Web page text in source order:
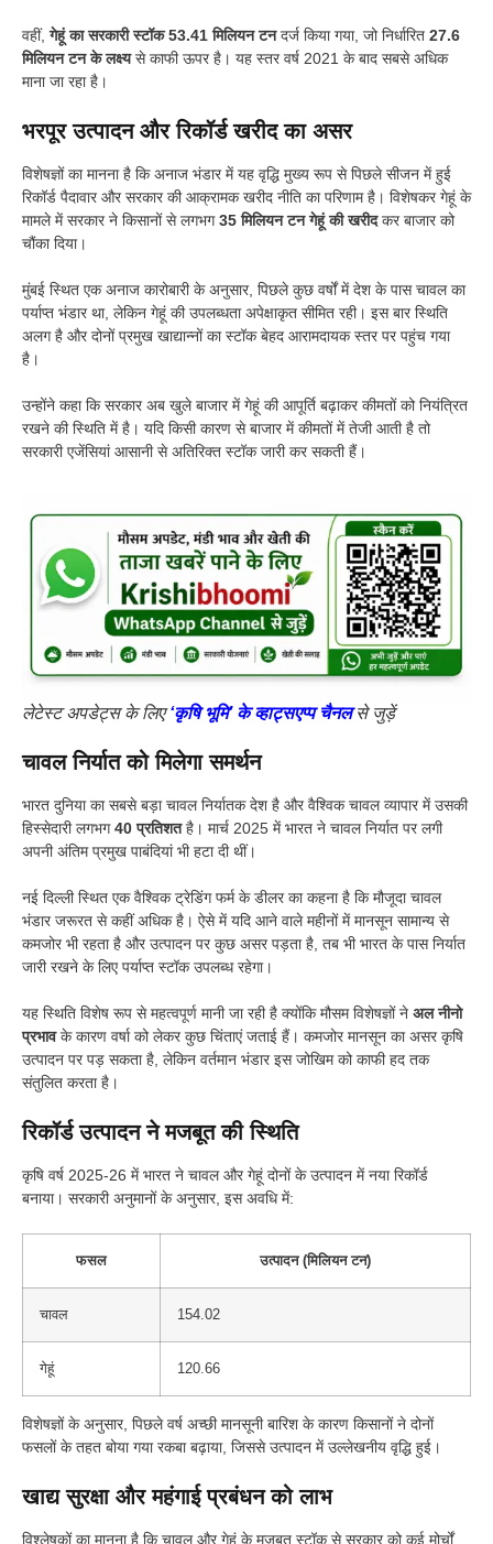
वहीं,गेहूं का सरकारी स्टॉक 53.41 मिलियन टनदर्ज किया गया, जो निर्धारित 27.6
मिलियन टन के लक्ष्यसे काफी ऊपर है। यह स्तर वर्ष 2021 के बाद सबसे अधिक
माना जा रहा है।
भरपूर उत्पादन और रिकॉर्ड खरीद का असर
विशेषज्ञों का मानना है कि अनाज भंडार में यह वृद्धि मुख्य रूप से पिछले सीजन में हुई
रिकॉर्ड पैदावार और सरकार की आक्रामक खरीद नीति का परिणाम है। विशेषकर गेहूं के
मामले में सरकार ने किसानों से लगभग35 मिलियन टन गेहूं की खरीदकर बाजार को
चौंका दिया।
मुंबई स्थित एक अनाज कारोबारी के अनुसार, पिछले कुछ वर्षों में देश के पास चावल का
पर्याप्त भंडार था, लेकिन गेहूं की उपलब्धता अपेक्षाकृत सीमित रही। इस बार स्थिति
अलग है और दोनों प्रमुख खाद्यान्नों का स्टॉक बेहद आरामदायक स्तर पर पहुंच गया
है।
उन्होंने कहा कि सरकार अब खुले बाजार में गेहूं की आपूर्ति बढ़ाकर कीमतों को नियंत्रित
रखने की स्थिति में है। यदि किसी कारण से बाजार में कीमतों में तेजी आती है तो
सरकारी एजेंसियां आसानी से अतिरिक्त स्टॉक जारी कर सकती हैं।
लेटेस्ट अपडेट्स के लिए‘कृषि भूमि’ के व्हाट्सएप्प चैनलसे जुड़ें
चावल निर्यात को मिलेगा समर्थन
भारत दुनिया का सबसे बड़ा चावल निर्यातक देश है और वैश्विक चावल व्यापार में उसकी
हिस्सेदारी लगभग40 प्रतिशतहै। मार्च 2025 में भारत ने चावल निर्यात पर लगी
अपनी अंतिम प्रमुख पाबंदियां भी हटा दी थीं।
नई दिल्ली स्थित एक वैश्विक ट्रेडिंग फर्म के डीलर का कहना है कि मौजूदा चावल
भंडार जरूरत से कहीं अधिक है। ऐसे में यदि आने वाले महीनों में मानसून सामान्य से
कमजोर भी रहता है और उत्पादन पर कुछ असर पड़ता है, तब भी भारत के पास निर्यात
जारी रखने के लिए पर्याप्त स्टॉक उपलब्ध रहेगा।
यह स्थिति विशेष रूप से महत्वपूर्ण मानी जा रही है क्योंकि मौसम विशेषज्ञों ने अल नीनो
प्रभावके कारण वर्षा को लेकर कुछ चिंताएं जताई हैं। कमजोर मानसून का असर कृषि
उत्पादन पर पड़ सकता है, लेकिन वर्तमान भंडार इस जोखिम को काफी हद तक
संतुलित करता है।
रिकॉर्ड उत्पादन ने मजबूत की स्थिति
कृषि वर्ष 2025-26 में भारत ने चावल और गेहूं दोनों के उत्पादन में नया रिकॉर्ड
बनाया। सरकारी अनुमानों के अनुसार, इस अवधि में:
फसल उत्पादन (मिलियन टन)
चावल 154.02
गेहूं 120.66
विशेषज्ञों के अनुसार, पिछले वर्ष अच्छी मानसूनी बारिश के कारण किसानों ने दोनों
फसलों के तहत बोया गया रकबा बढ़ाया, जिससे उत्पादन में उल्लेखनीय वृद्धि हुई।
खाद्य सुरक्षा और महंगाई प्रबंधन को लाभ
विश्लेषकों का मानना है कि चावल और गेहूं के मजबूत स्टॉक से सरकार को कई मोर्चों